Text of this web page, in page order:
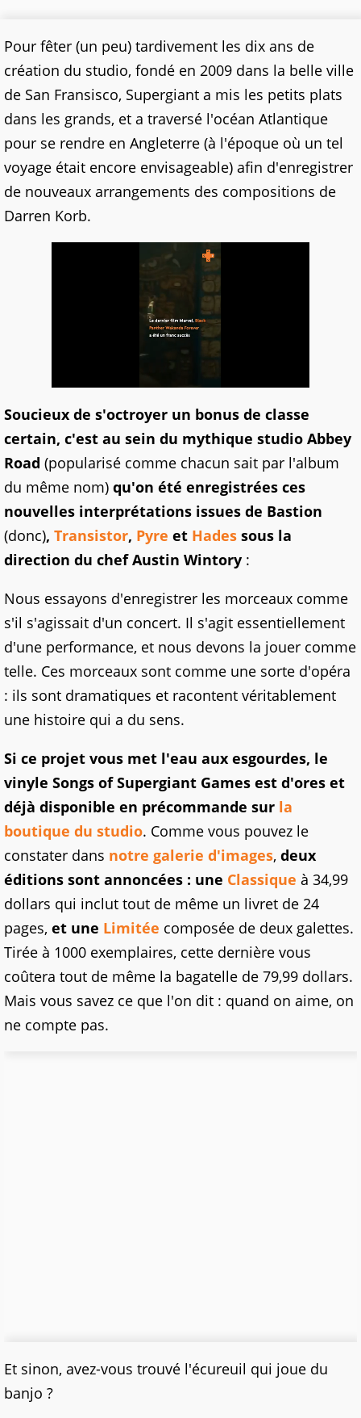
Pour fêter (un peu) tardivement les dix ans de
création du studio, fondé en 2009 dans la belle ville
de San Fransisco, Supergiant a mis les petits plats
dans les grands, et a traversé l'océan Atlantique
pour se rendre en Angleterre (à l'époque où un tel
voyage était encore envisageable) afin d'enregistrer
de nouveaux arrangements des compositions de
Darren Korb.
Soucieux de s'octroyer un bonus de classe
certain, c'est au sein du mythique studio Abbey
Road (popularisé comme chacun sait par l'album
du même nom) qu'on été enregistrées ces
nouvelles interprétations issues de Bastion
(donc), Transistor, Pyre et Hades sous la
direction du chef Austin Wintory :
Nous essayons d'enregistrer les morceaux comme
s'il s'agissait d'un concert. Il s'agit essentiellement
d'une performance, et nous devons la jouer comme
telle. Ces morceaux sont comme une sorte d'opéra
: ils sont dramatiques et racontent véritablement
une histoire qui a du sens.
Si ce projet vous met l'eau aux esgourdes, le
vinyle Songs of Supergiant Games est d'ores et
déjà disponible en précommande sur la
boutique du studio. Comme vous pouvez le
constater dans notre galerie d'images, deux
éditions sont annoncées : une Classique à 34,99
dollars qui inclut tout de même un livret de 24
pages, et une Limitée composée de deux galettes.
Tirée à 1000 exemplaires, cette dernière vous
coûtera tout de même la bagatelle de 79,99 dollars.
Mais vous savez ce que l'on dit : quand on aime, on
ne compte pas.
Et sinon, avez-vous trouvé l'écureuil qui joue du
banjo ?